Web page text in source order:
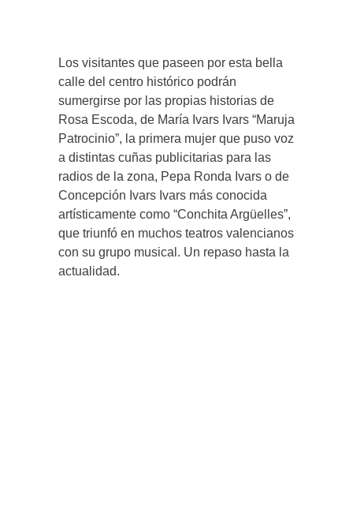
Los visitantes que paseen por esta bella
calle del centro histórico podrán
sumergirse por las propias historias de
Rosa Escoda, de María Ivars Ivars “Maruja
Patrocinio”, la primera mujer que puso voz
a distintas cuñas publicitarias para las
radios de la zona, Pepa Ronda Ivars o de
Concepción Ivars Ivars más conocida
artísticamente como “Conchita Argüelles”,
que triunfó en muchos teatros valencianos
con su grupo musical. Un repaso hasta la
actualidad.